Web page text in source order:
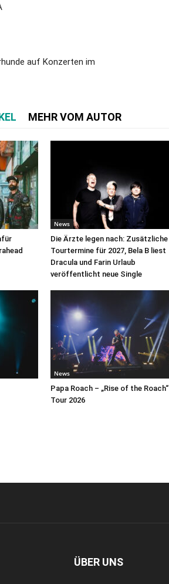
auf Konzerten im
MEHR VOM AUTOR
News
Die Ärzte legen nach: Zusätzliche
Tourtermine für 2027, Bela B liest
Dracula und Farin Urlaub
veröffentlicht neue Single
News
Papa Roach – „Rise of the Roach“
Tour 2026
ÜBER UNS